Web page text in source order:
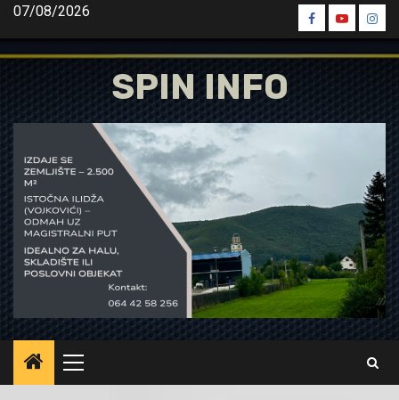
Skip
content
07/08/2026
Spin
Facebook
Spin
Youtube
Spin
SPIN INFO
Primary
Menu